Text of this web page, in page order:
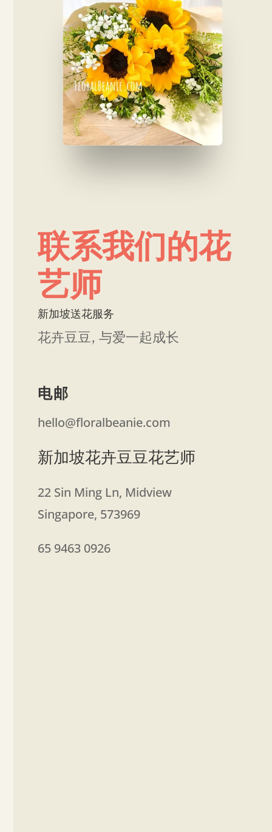
联系我们的花
艺师
新加坡送花服务
花卉豆豆, 与爱一起成长
电邮
hello@floralbeanie.com
新加坡花卉豆豆花艺师
22 Sin Ming Ln, Midview
Singapore, 573969
65 9463 0926